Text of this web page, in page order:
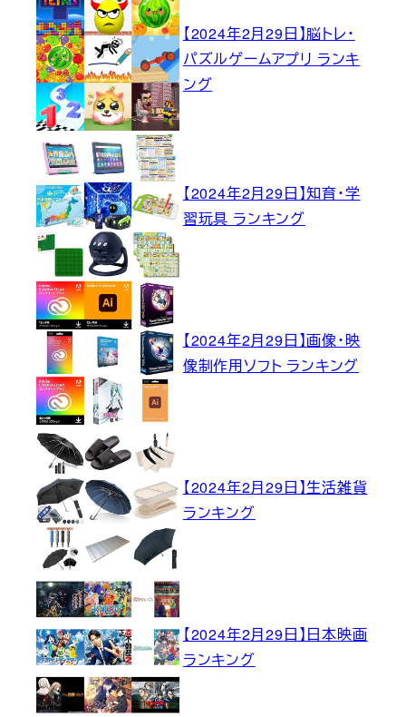
【2024年2月29日】脳トレ・
パズルゲームアプリ ランキ
ング
【2024年2月29日】知育・学
習玩具 ランキング
【2024年2月29日】画像・映
像制作用ソフト ランキング
【2024年2月29日】生活雑貨
ランキング
【2024年2月29日】日本映画
ランキング